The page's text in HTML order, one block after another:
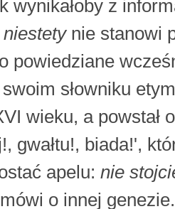
wynikałoby z
niestetynie stanowi
powiedziane
słowniku
wieku, a powstał
gwałtu!, biada!',
apelu: nie
o innej